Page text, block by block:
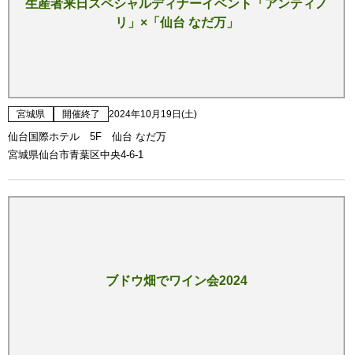
生産者来日スペシャルディナーイベント「アンティノ
リ」×「仙台 なだ万」
宮城県 開催終了 2024年10月19日(土)
仙台国際ホテル 5F 仙台 なだ万
宮城県仙台市青葉区中央4-6-1
ブドウ畑でワイン会2024